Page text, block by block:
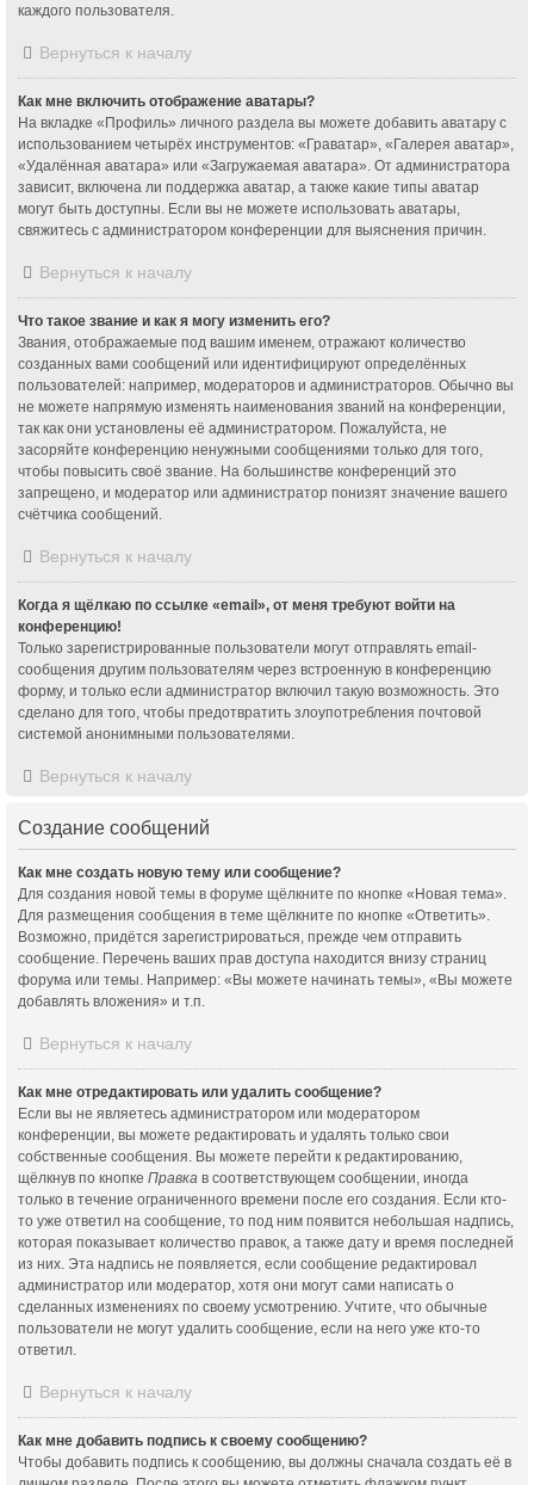
каждого пользователя.
Вернуться к началу
Как мне включить отображение аватары?
На вкладке «Профиль» личного раздела вы можете добавить аватару с
использованием четырёх инструментов: «Граватар», «Галерея аватар»,
«Удалённая аватара» или «Загружаемая аватара». От администратора
зависит, включена ли поддержка аватар, а также какие типы аватар
могут быть доступны. Если вы не можете использовать аватары,
свяжитесь с администратором конференции для выяснения причин.
Вернуться к началу
Что такое звание и как я могу изменить его?
Звания, отображаемые под вашим именем, отражают количество
созданных вами сообщений или идентифицируют определённых
пользователей: например, модераторов и администраторов. Обычно вы
не можете напрямую изменять наименования званий на конференции,
так как они установлены её администратором. Пожалуйста, не
засоряйте конференцию ненужными сообщениями только для того,
чтобы повысить своё звание. На большинстве конференций это
запрещено, и модератор или администратор понизят значение вашего
счётчика сообщений.
Вернуться к началу
Когда я щёлкаю по ссылке «email», от меня требуют войти на
конференцию!
Только зарегистрированные пользователи могут отправлять email-
сообщения другим пользователям через встроенную в конференцию
форму, и только если администратор включил такую возможность. Это
сделано для того, чтобы предотвратить злоупотребления почтовой
системой анонимными пользователями.
Вернуться к началу
Создание сообщений
Как мне создать новую тему или сообщение?
Для создания новой темы в форуме щёлкните по кнопке «Новая тема».
Для размещения сообщения в теме щёлкните по кнопке «Ответить».
Возможно, придётся зарегистрироваться, прежде чем отправить
сообщение. Перечень ваших прав доступа находится внизу страниц
форума или темы. Например: «Вы можете начинать темы», «Вы можете
добавлять вложения» и т.п.
Вернуться к началу
Как мне отредактировать или удалить сообщение?
Если вы не являетесь администратором или модератором
конференции, вы можете редактировать и удалять только свои
собственные сообщения. Вы можете перейти к редактированию,
щёлкнув по кнопке Правка в соответствующем сообщении, иногда
только в течение ограниченного времени после его создания. Если кто-
то уже ответил на сообщение, то под ним появится небольшая надпись,
которая показывает количество правок, а также дату и время последней
из них. Эта надпись не появляется, если сообщение редактировал
администратор или модератор, хотя они могут сами написать о
сделанных изменениях по своему усмотрению. Учтите, что обычные
пользователи не могут удалить сообщение, если на него уже кто-то
ответил.
Вернуться к началу
Как мне добавить подпись к своему сообщению?
Чтобы добавить подпись к сообщению, вы должны сначала создать её в